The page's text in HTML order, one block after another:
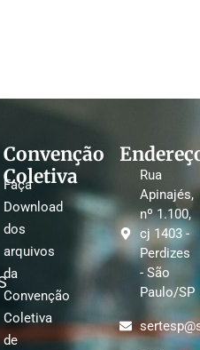
Convenção
Coletiva
Faça
Download
dos
arquivos
da
Convenção
Coletiva
de
Rua
Apinajés,
nº 1.100,
cj 1403 -
Perdizes
- São
Paulo/SP